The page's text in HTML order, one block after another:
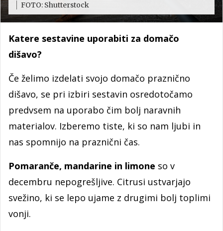
FOTO: Shutterstock
Katere sestavine uporabiti za domačo
dišavo?
Če želimo izdelati svojo domačo praznično
dišavo, se pri izbiri sestavin osredotočamo
predvsem na uporabo čim bolj naravnih
materialov. Izberemo tiste, ki so nam ljubi in
nas spomnijo na praznični čas.
Pomaranče, mandarine in limone so v
decembru nepogrešljive. Citrusi ustvarjajo
svežino, ki se lepo ujame z drugimi bolj toplimi
vonji.